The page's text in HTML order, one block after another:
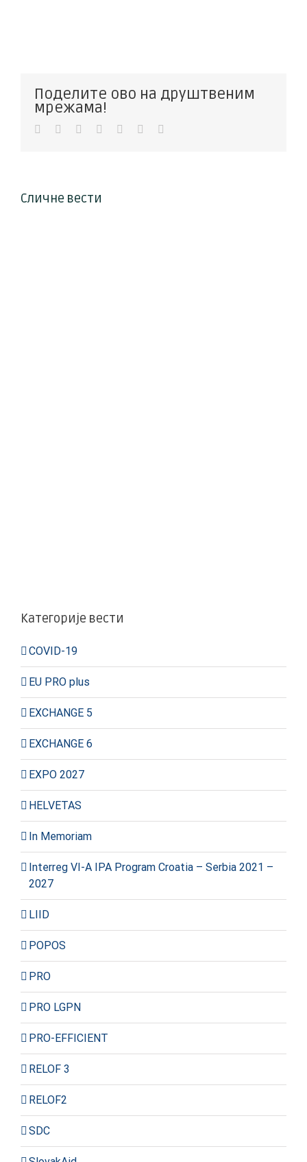
Поделите ово на друштвеним
мрежама!
Facebook
TwitterLinkedInWhatsAppPinterest
Сличне вести
Категорије вести
COVID-19
EU PRO plus
EXCHANGE 5
EXCHANGE 6
EXPO 2027
HELVETAS
In Memoriam
Interreg VI-A IPA Program Croatia – Serbia 2021 –
2027
LIID
POPOS
PRO
PRO LGPN
PRO-EFFICIENT
RELOF 3
RELOF2
SDC